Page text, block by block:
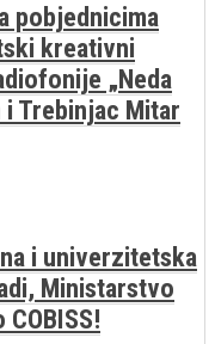
pobjednicima
kreativni
„Neda
i Trebinjac Mitar
i univerzitetska
Ministarstvo